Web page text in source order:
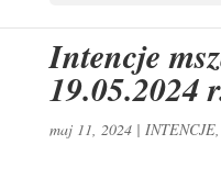
Intencje
19.05.2024
maj 11, 2024| INTENCJE,